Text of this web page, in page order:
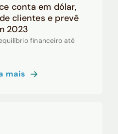
conta em dólar,
clientes e prevê
2023
financeiro até
mais